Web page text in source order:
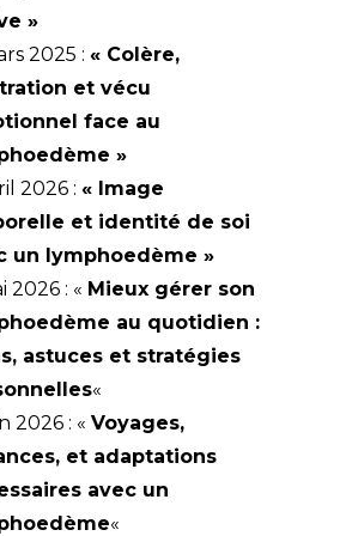
»
2025 : « Colère,
et vécu
face au
»
2026 : « Image
et identité de soi
un lymphoedème »
2026 : « Mieux gérer son
au quotidien :
astuces et stratégies
«
2026 : « Voyages,
et adaptations
avec un
«